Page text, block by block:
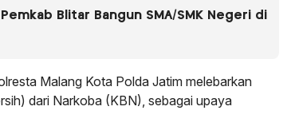
Blitar Bangun SMA/SMK Negeri di
Malang Kota Polda Jatim melebarkan
dari Narkoba (KBN), sebagai upaya